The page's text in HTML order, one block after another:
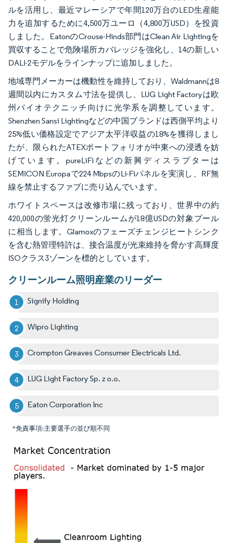
ルを活用し、最近マレーシアで年間120万台のLED生産能
力を追加するために4,500万ユーロ（4,800万USD）を投資
しました。EatonのCrouse-Hinds部門はClean Air Lightingを
買収することで危険場所カバレッジを強化し、14の新しい
DALI-2モデルをラインナップに追加しました。
地域専門メーカーは機動性を維持しており、Waldmannは8
週間以内にカスタム寸法を提供し、LUG Light Factoryは欧
州バイオテクニッチ向けに光学系を調整しています。
Shenzhen Sansi Lightingなどの中国ブランドは西側平均より
25%低い価格設定でアジア太平洋収益の18%を獲得しまし
たが、限られたATEXポートフォリオが中東への浸透を妨
げています。pureLiFiなどの新興ディスラプターは
SEMICON Europaで224 MbpsのLi-Fiパネルを実演し、RF無
線を禁止するファブに売り込んでいます。
ホワイトスペースは改修市場に残っており、世界中の約
420,000の蛍光灯クリーンルームが18億USDの対象プール
に相当します。Glamoxのフェーズチェンジヒートシンク
を含む熱管理特許は、接合温度が光束維持を脅かす高輝度
ISOクラス3ゾーンを標的としています。
クリーンルーム照明産業のリーダー
Signify Holding
Wipro Lighting
Crompton Greaves Consumer Electricals Ltd.
LUG Light Factory Sp. z o.o.
Eaton Corporation Inc
*免責事項:主要選手の並び順不同